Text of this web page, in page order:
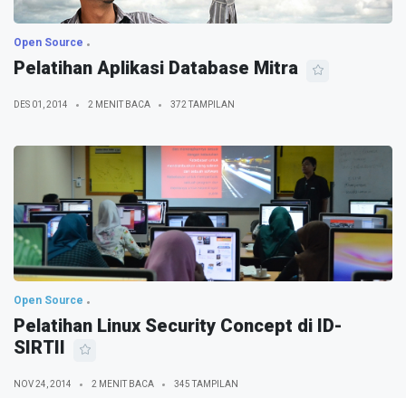
Open Source
Pelatihan Aplikasi Database Mitra
DES 01, 2014 2 MENIT BACA 372 TAMPILAN
Open Source
Pelatihan Linux Security Concept di ID-
SIRTII
NOV 24, 2014 2 MENIT BACA 345 TAMPILAN